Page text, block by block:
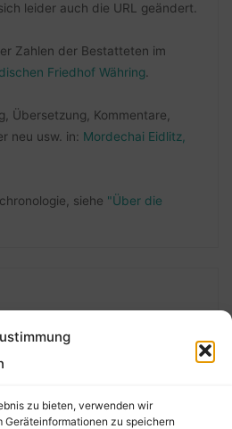
zu bieten, verwenden wir
zu speichern
leider auch die URL geändert.
Zahlen der Bestatteten im
Friedhof Währing.
Übersetzung, Kommentare,
neu usw. in: Mordechai Eidlitz,
siehe "Über die